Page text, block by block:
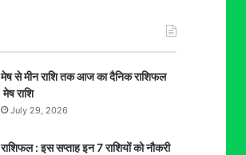
मेष से मीन राशि तक आज का दैनिक राशिफल
मेष राशि
July 29, 2026
राशिफल : इस सप्ताह इन 7 राशियों को नौकरी